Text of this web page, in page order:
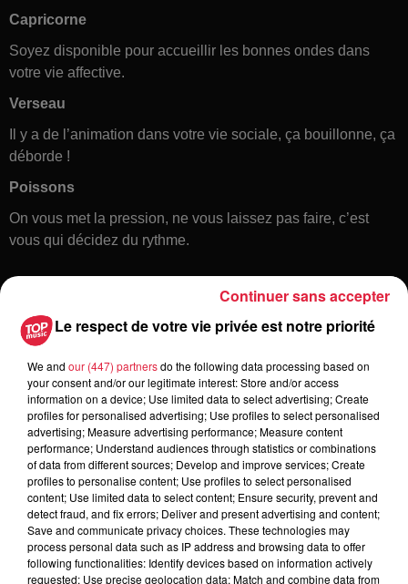
Capricorne
Soyez disponible pour accueillir les bonnes ondes dans
votre vie affective.
Verseau
Il y a de l’animation dans votre vie sociale, ça bouillonne, ça
déborde !
Poissons
On vous met la pression, ne vous laissez pas faire, c’est
vous qui décidez du rythme.
Toute l'actu
6 août 2026
À Hoerdt, de l’eau brune sort des
robinets
Le respect de votre vie privée est notre priorité
We and our (447) partnersdo the following data processing based on
your consent and/or our legitimate interest: Store and/or access
information on a device; Use limited data to select advertising; Create
profiles for personalised advertising; Use profiles to select personalised
advertising; Measure advertising performance; Measure content
performance; Understand audiences through statistics or combinations
of data from different sources; Develop and improve services; Create
profiles to personalise content; Use profiles to select personalised
content; Use limited data to select content; Ensure security, prevent and
detect fraud, and fix errors; Deliver and present advertising and content;
Save and communicate privacy choices. These technologies may
process personal data such as IP address and browsing data to offer
following functionalities: Identify devices based on information actively
requested; Use precise geolocation data; Match and combine data from
Continuer sans accepter